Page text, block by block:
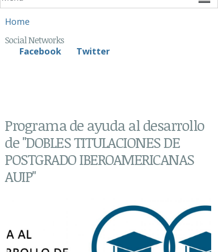
You are here
Home
Social Networks
Facebook
Twitter
Programa de ayuda al desarrollo
de "DOBLES TITULACIONES DE
POSTGRADO IBEROAMERICANAS
AUIP"